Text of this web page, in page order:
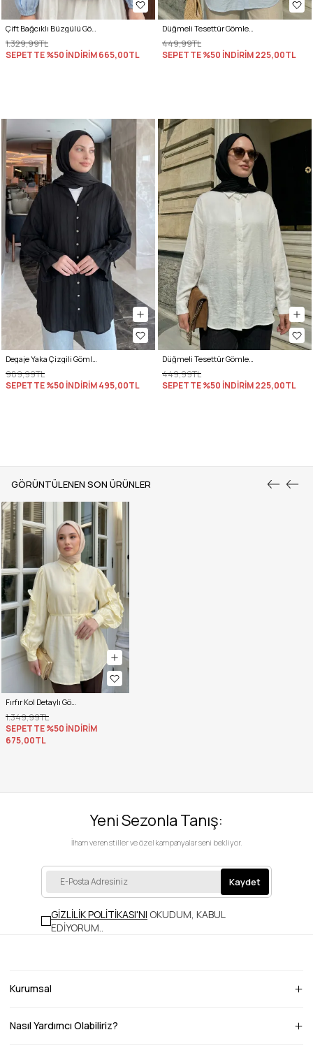
GÖRÜNTÜLENEN SON ÜRÜNLER
Fırfır Kol Detaylı Gömlek 0061 - SARI
1.349,99TL
SEPETTE %50 İNDİRİM
675,00TL
1.329,99TL
SEPETTE %50 İNDİRİM665,00TL
449,99TL
SEPETTE %50 İNDİRİM225,00TL
989,99TL
SEPETTE %50 İNDİRİM495,00TL
449,99TL
SEPETTE %50 İNDİRİM225,00TL
Yeni Sezonla Tanış:
İlham veren stiller ve özel kampanyalar seni bekliyor.
Kaydet
GİZLİLİK POLİTİKASI'NI OKUDUM, KABUL
EDİYORUM..
Kurumsal
Nasıl Yardımcı Olabiliriz?